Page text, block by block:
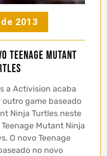
2013
Teenage Mutant
a Activision acaba
game baseado
Ninja Turtles neste
Mutant Ninja
O novo Teenage
no novo